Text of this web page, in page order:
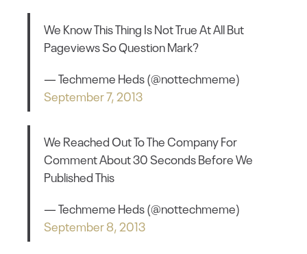
We Know This Thing Is Not True At All But
Pageviews So Question Mark?
— Techmeme Heds (@nottechmeme)
September 7, 2013
We Reached Out To The Company For
Comment About 30 Seconds Before We
Published This
— Techmeme Heds (@nottechmeme)
September 8, 2013